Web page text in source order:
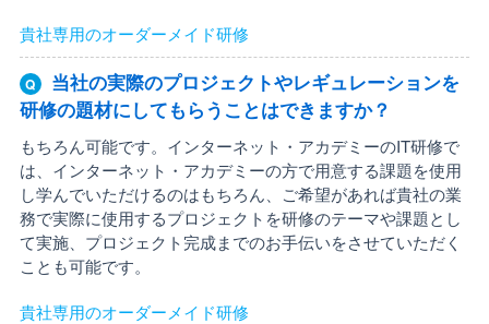
貴社専用のオーダーメイド研修
当社の実際のプロジェクトやレギュレーションを
研修の題材にしてもらうことはできますか？
もちろん可能です。インターネット・アカデミーのIT研修で
は、インターネット・アカデミーの方で用意する課題を使用
し学んでいただけるのはもちろん、ご希望があれば貴社の業
務で実際に使用するプロジェクトを研修のテーマや課題とし
て実施、プロジェクト完成までのお手伝いをさせていただく
ことも可能です。
貴社専用のオーダーメイド研修